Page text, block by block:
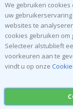
Algemene
Populaire
Naamstickers
Stickers
We gebruiken
uw
websites te
cookies gebruiken
Selecteer alstublieft
voorkeuren aan te
vindt u op onze